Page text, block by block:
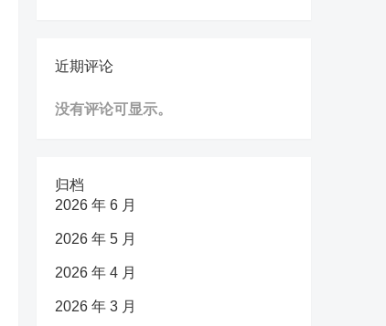
近期评论
没有评论可显示。
归档
2026 年 6 月
2026 年 5 月
2026 年 4 月
2026 年 3 月